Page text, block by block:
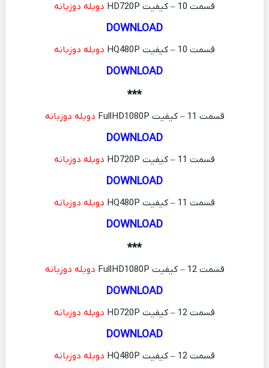
قسمت 10 – کیفیت HD720P دوبله دوزبانه
DOWNLOAD
قسمت 10 – کیفیت HQ480P دوبله دوزبانه
DOWNLOAD
***
قسمت 11 – کیفیت FullHD1080P دوبله دوزبانه
DOWNLOAD
قسمت 11 – کیفیت HD720P دوبله دوزبانه
DOWNLOAD
قسمت 11 – کیفیت HQ480P دوبله دوزبانه
DOWNLOAD
***
قسمت 12 – کیفیت FullHD1080P دوبله دوزبانه
DOWNLOAD
قسمت 12 – کیفیت HD720P دوبله دوزبانه
DOWNLOAD
قسمت 12 – کیفیت HQ480P دوبله دوزبانه